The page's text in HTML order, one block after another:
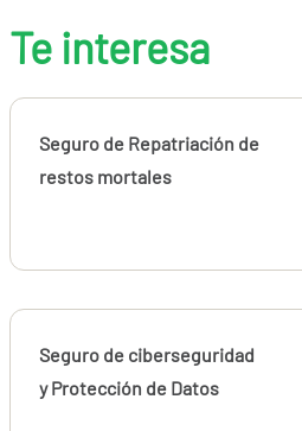
Te interesa
Seguro de Repatriación de
restos mortales
Seguro de ciberseguridad
y Protección de Datos